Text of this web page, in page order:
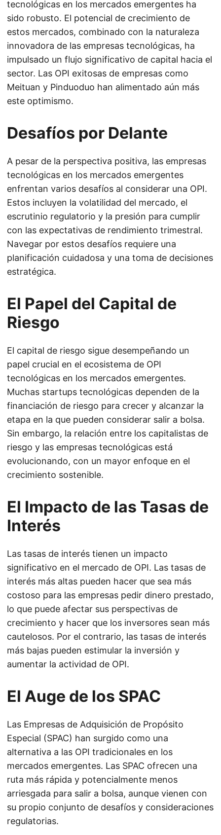
tecnológicas en los mercados emergentes ha
sido robusto. El potencial de crecimiento de
estos mercados, combinado con la naturaleza
innovadora de las empresas tecnológicas, ha
impulsado un flujo significativo de capital hacia el
sector. Las OPI exitosas de empresas como
Meituan y Pinduoduo han alimentado aún más
este optimismo.
Desafíos por Delante
A pesar de la perspectiva positiva, las empresas
tecnológicas en los mercados emergentes
enfrentan varios desafíos al considerar una OPI.
Estos incluyen la volatilidad del mercado, el
escrutinio regulatorio y la presión para cumplir
con las expectativas de rendimiento trimestral.
Navegar por estos desafíos requiere una
planificación cuidadosa y una toma de decisiones
estratégica.
El Papel del Capital de
Riesgo
El capital de riesgo sigue desempeñando un
papel crucial en el ecosistema de OPI
tecnológicas en los mercados emergentes.
Muchas startups tecnológicas dependen de la
financiación de riesgo para crecer y alcanzar la
etapa en la que pueden considerar salir a bolsa.
Sin embargo, la relación entre los capitalistas de
riesgo y las empresas tecnológicas está
evolucionando, con un mayor enfoque en el
crecimiento sostenible.
El Impacto de las Tasas de
Interés
Las tasas de interés tienen un impacto
significativo en el mercado de OPI. Las tasas de
interés más altas pueden hacer que sea más
costoso para las empresas pedir dinero prestado,
lo que puede afectar sus perspectivas de
crecimiento y hacer que los inversores sean más
cautelosos. Por el contrario, las tasas de interés
más bajas pueden estimular la inversión y
aumentar la actividad de OPI.
El Auge de los SPAC
Las Empresas de Adquisición de Propósito
Especial (SPAC) han surgido como una
alternativa a las OPI tradicionales en los
mercados emergentes. Las SPAC ofrecen una
ruta más rápida y potencialmente menos
arriesgada para salir a bolsa, aunque vienen con
su propio conjunto de desafíos y consideraciones
regulatorias.